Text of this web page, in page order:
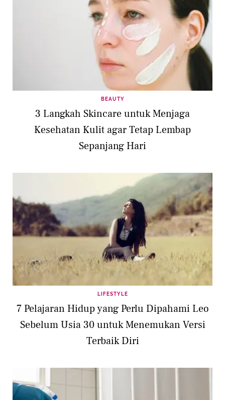
BEAUTY
3 Langkah Skincare untuk Menjaga
Kesehatan Kulit agar Tetap Lembap
Sepanjang Hari
LIFESTYLE
7 Pelajaran Hidup yang Perlu Dipahami Leo
Sebelum Usia 30 untuk Menemukan Versi
Terbaik Diri